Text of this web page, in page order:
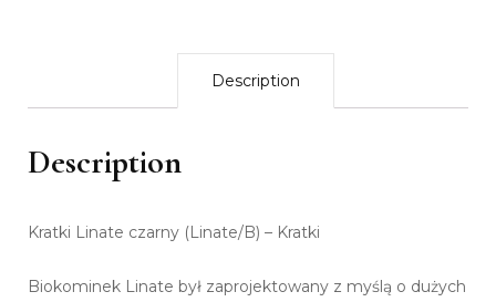
Description
Description
Kratki Linate czarny (Linate/B) – Kratki
Biokominek Linate był zaprojektowany z myślą o dużych